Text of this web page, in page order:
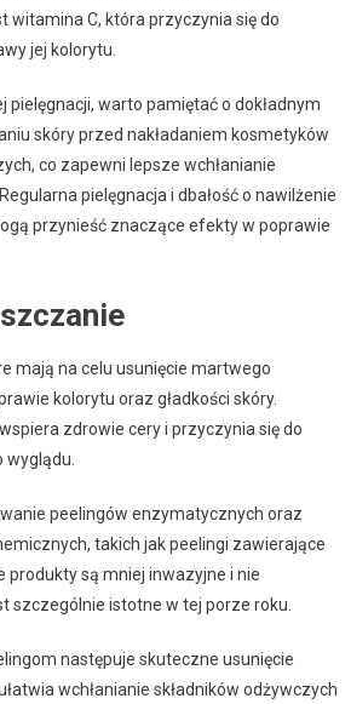
witamina C, która przyczynia się do
jej kolorytu.
pielęgnacji, warto pamiętać o dokładnym
skóry przed nakładaniem kosmetyków
co zapewni lepsze wchłanianie
pielęgnacja i dbałość o nawilżenie
przynieść znaczące efekty w poprawie
mają na celu usunięcie martwego
kolorytu oraz gładkości skóry.
zdrowie cery i przyczynia się do
peelingów enzymatycznych oraz
takich jak peelingi zawierające
produkty są mniej inwazyjne i nie
szczególnie istotne w tej porze roku.
następuje skuteczne usunięcie
wchłanianie składników odżywczych